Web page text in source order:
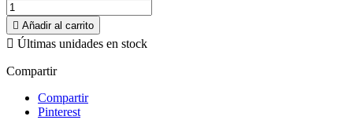
 Añadir al carrito
 Últimas unidades en stock
Compartir
Compartir
Pinterest